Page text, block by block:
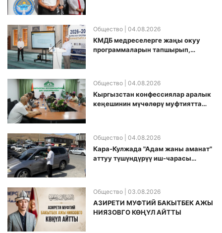
Общество | 04.08.2026
КМДБ медреселерге жаңы окуу
программаларын тапшырып,
Общество | 04.08.2026
Кыргызстан конфессиялар аралык
кеӊешинин мүчөлөрү муфтиятта
Общество | 04.08.2026
Кара-Кулжада "Адам жаны аманат"
аттуу түшүндүрүү иш-чарасы
Общество | 03.08.2026
АЗИРЕТИ МУФТИЙ БАКЫТБЕК АЖЫ
НИЯЗОВГО КӨҢҮЛ АЙТТЫ